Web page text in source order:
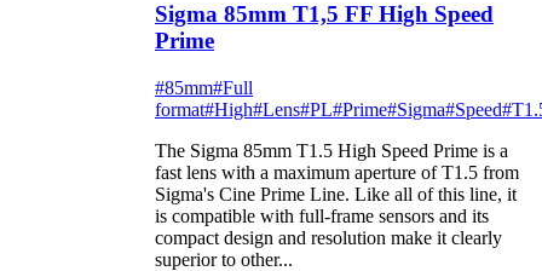
Sigma 85mm T1,5 FF High Speed
Prime
#85mm#Full
format#High#Lens#PL#Prime#Sigma#Speed
The Sigma 85mm T1.5 High Speed Prime is a
fast lens with a maximum aperture of T1.5 from
Sigma's Cine Prime Line. Like all of this line, it
is compatible with full-frame sensors and its
compact design and resolution make it clearly
superior to other...